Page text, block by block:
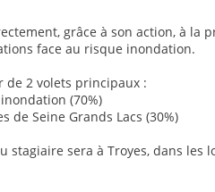
grâce à son action, à la
face au risque inondation.
de 2 volets principaux :
(70%)
Seine Grands Lacs (30%)
sera à Troyes, dans les